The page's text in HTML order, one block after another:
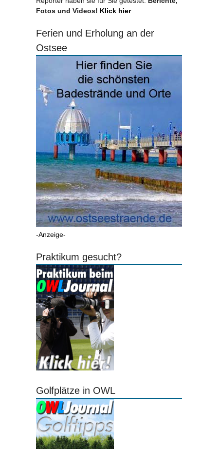
Fotos und Videos! Klick hier
Ferien und Erholung an der
Ostsee
-Anzeige-
Praktikum gesucht?
Golfplätze in OWL